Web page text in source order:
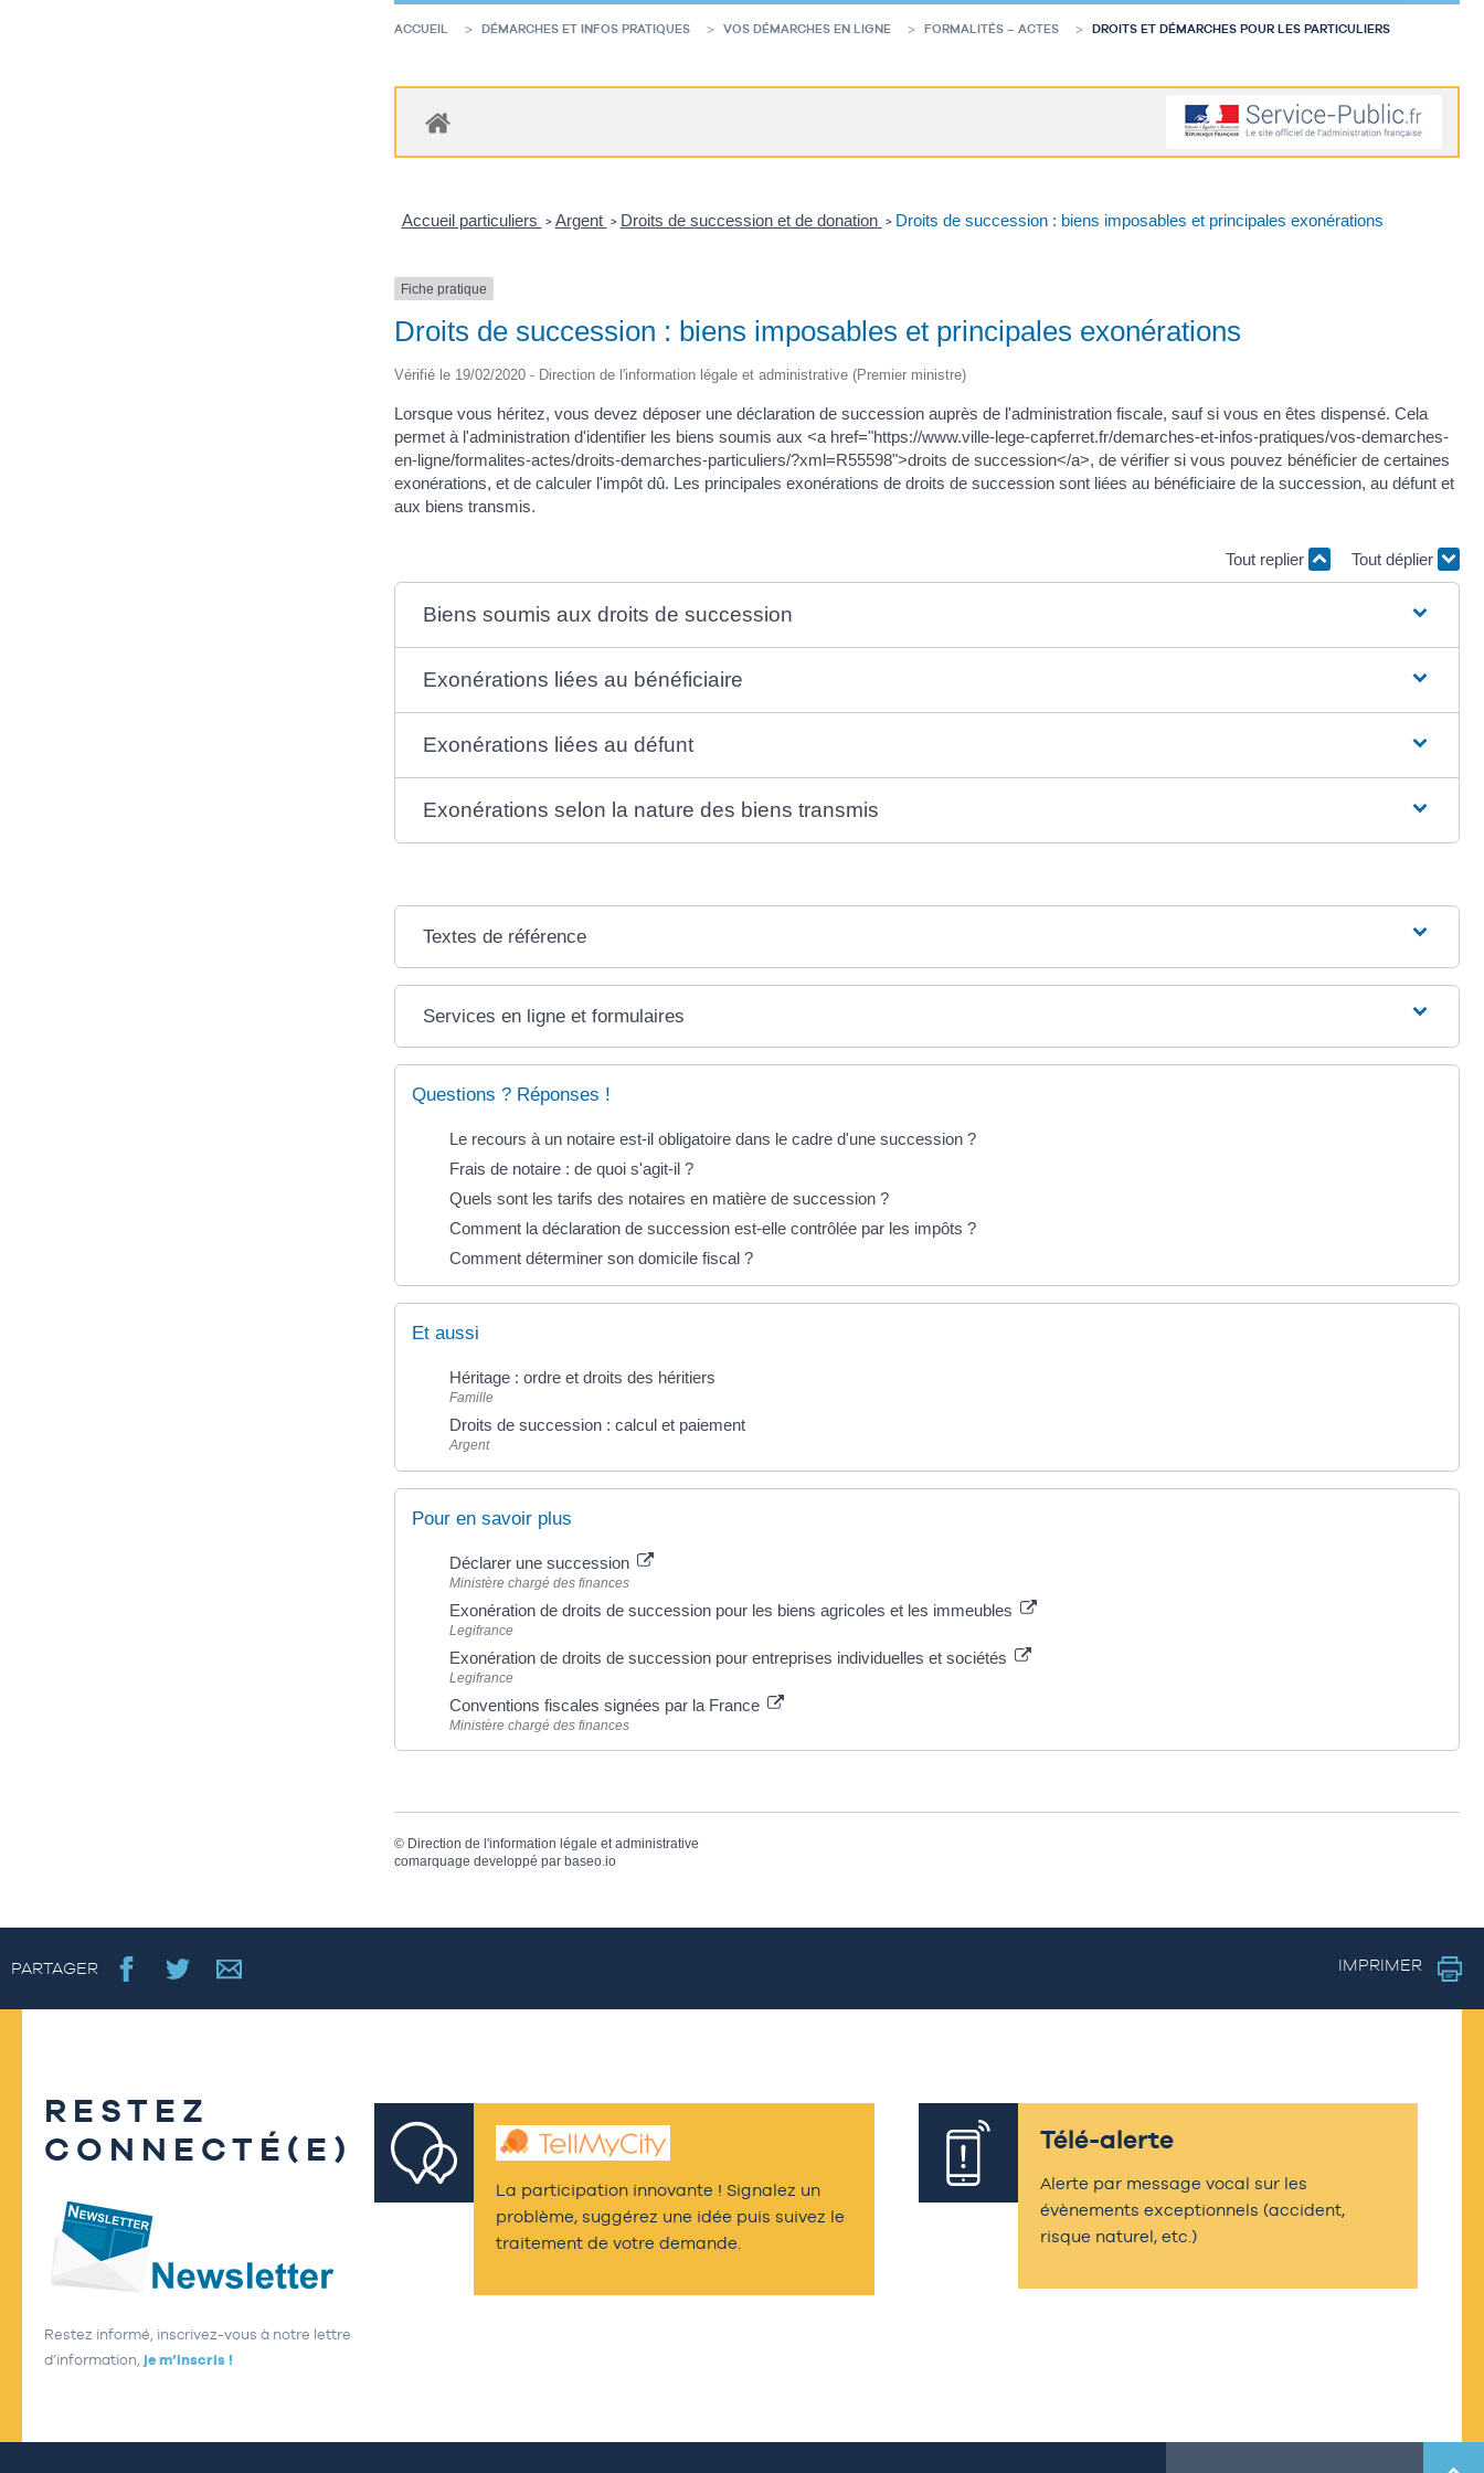
ACCUEIL DÉMARCHES ET INFOS PRATIQUES VOS DÉMARCHES EN LIGNE FORMALITÉS – ACTES DROITS ET DÉMARCHES POUR LES PARTICULIERS
Accueil particuliers > Argent > Droits de succession et de donation > Droits de succession : biens imposables et principales exonérations
Fiche pratique
Droits de succession : biens imposables et principales exonérations
Vérifié le 19/02/2020 - Direction de l'information légale et administrative (Premier ministre)
Lorsque vous héritez, vous devez déposer une déclaration de succession auprès de l'administration fiscale, sauf si vous en êtes dispensé. Cela
permet à l'administration d'identifier les biens soumis aux <a href="https://www.ville-lege-capferret.fr/demarches-et-infos-pratiques/vos-demarches-
en-ligne/formalites-actes/droits-demarches-particuliers/?xml=R55598">droits de succession</a>, de vérifier si vous pouvez bénéficier de certaines
exonérations, et de calculer l'impôt dû. Les principales exonérations de droits de succession sont liées au bénéficiaire de la succession, au défunt et
aux biens transmis.
Tout replier Tout déplier
Biens soumis aux droits de succession
Exonérations liées au bénéficiaire
Exonérations liées au défunt
Exonérations selon la nature des biens transmis
Textes de référence
Services en ligne et formulaires
Questions ? Réponses !
Le recours à un notaire est-il obligatoire dans le cadre d'une succession ?
Frais de notaire : de quoi s'agit-il ?
Quels sont les tarifs des notaires en matière de succession ?
Comment la déclaration de succession est-elle contrôlée par les impôts ?
Comment déterminer son domicile fiscal ?
Et aussi
Héritage : ordre et droits des héritiers
Famille
Droits de succession : calcul et paiement
Argent
Pour en savoir plus
Déclarer une succession
Ministère chargé des finances
Exonération de droits de succession pour les biens agricoles et les immeubles
Legifrance
Exonération de droits de succession pour entreprises individuelles et sociétés
Legifrance
Conventions fiscales signées par la France
Ministère chargé des finances
© Direction de l'information légale et administrative
comarquage developpé par baseo.io
PARTAGER IMPRIMER
RESTEZ
CONNECTÉ(E)
Restez informé, inscrivez-vous à notre lettre
d’information, je m’inscris !
La participation innovante ! Signalez un
problème, suggérez une idée puis suivez le
traitement de votre demande.
Télé-alerte
Alerte par message vocal sur les
évènements exceptionnels (accident,
risque naturel, etc.)